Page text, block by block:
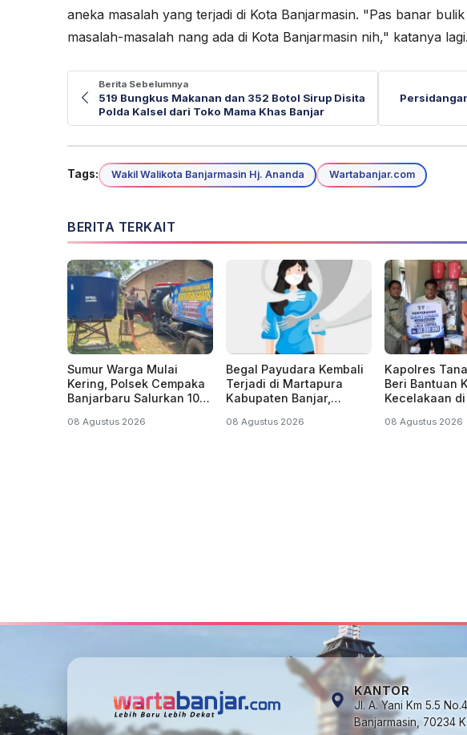
aneka masalah yang terjadi di Kota Banjarmasin. "Pas banar
masalah-masalah nang ada di Kota Banjarmasin nih," katanya
Berita Sebelumnya
519 Bungkus Makanan dan 352 Botol Sirup Disita
Polda Kalsel dari Toko Mama Khas Banjar
Tags: Wakil Walikota Banjarmasin Hj. Ananda Wartabanjar.com
BERITA TERKAIT
Sumur Warga Mulai
Kering, Polsek Cempaka
Banjarbaru Salurkan 10
08 Agustus 2026
Begal Payudara Kembali
Terjadi di Martapura
Kabupaten Banjar,
Melintas
08 Agustus 2026
Kapolres
Beri Bantuan
Kecelakaan
08 Agustus 2026
KANTOR
Jl. A. Yani Km 5.5
Banjarmasin, 70234